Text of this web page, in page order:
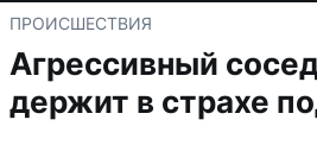
ПРОИСШЕСТВИЯ
Агрессивный
держит в страхе